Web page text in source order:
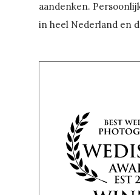
aandenken.
in heel Nederland en